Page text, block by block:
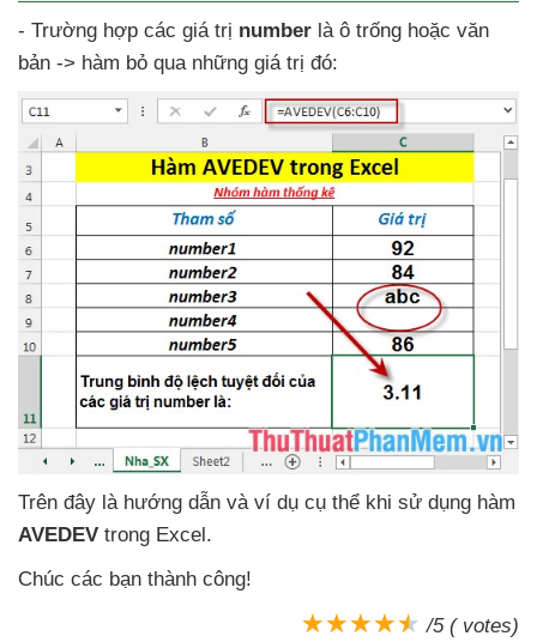
- Trường hợp các giá trị number là ô trống hoặc văn
bản -> hàm bỏ qua những giá trị đó:
Trên đây là hướng dẫn và ví dụ cụ thể khi sử dụng hàm
AVEDEV trong Excel.
Chúc các bạn thành công!
/5 ( votes)